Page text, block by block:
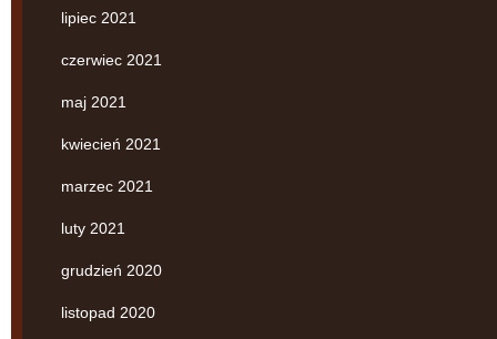
lipiec 2021
czerwiec 2021
maj 2021
kwiecień 2021
marzec 2021
luty 2021
grudzień 2020
listopad 2020